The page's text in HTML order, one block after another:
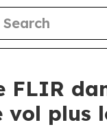
FLIR
vol plus